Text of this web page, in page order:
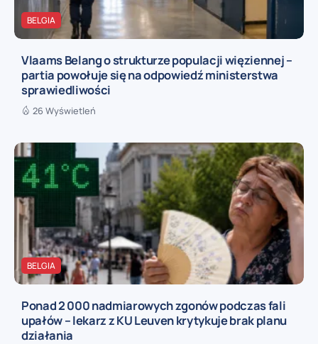
BELGIA
Vlaams Belang o strukturze populacji więziennej –
partia powołuje się na odpowiedź ministerstwa
sprawiedliwości
26 Wyświetleń
BELGIA
Ponad 2 000 nadmiarowych zgonów podczas fali
upałów – lekarz z KU Leuven krytykuje brak planu
działania